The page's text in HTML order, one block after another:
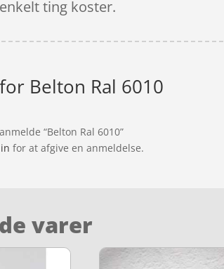
ting koster.
Belton Ral 6010
“Belton Ral 6010”
for at afgive en anmeldelse.
varer